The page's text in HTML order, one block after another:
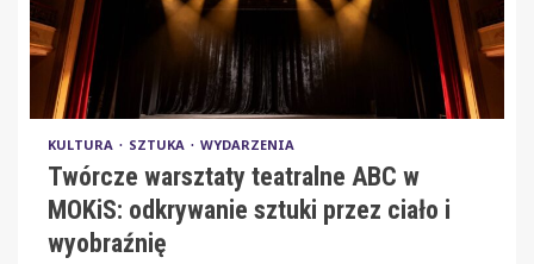
KULTURA SZTUKA WYDARZENIA
Twórcze warsztaty teatralne ABC w
MOKiS: odkrywanie sztuki przez ciało i
wyobraźnię